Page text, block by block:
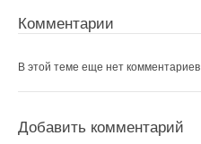
Комментарии
В этой теме еще нет комментариев
Добавить комментарий